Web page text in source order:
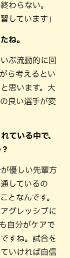
わらない。
しています」
ね。
ぶ流動的に回
ら考えるとい
思います。大
良い選手が変
ている中で、
優しい先輩方
しているの
となんです。
グレッシブに
自分がケアで
すね。試合を
いければ自信